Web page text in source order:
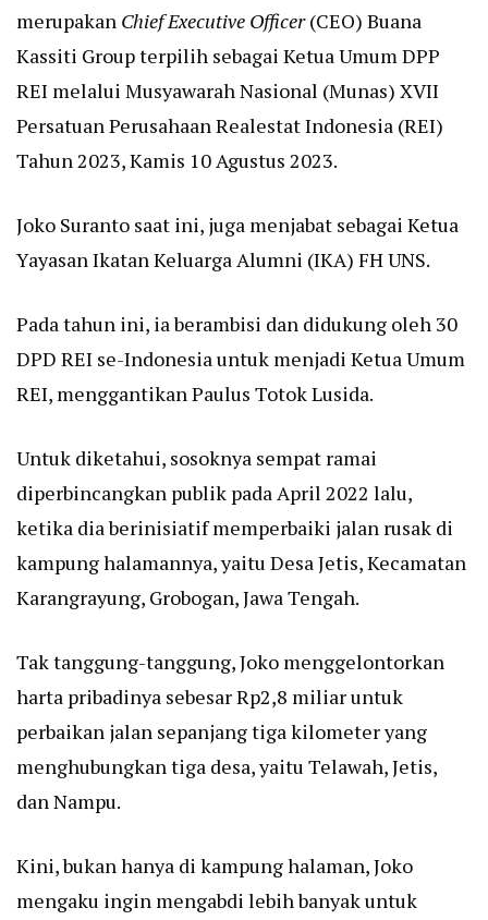
merupakan Chief Executive Officer(CEO) Buana
Kassiti Group terpilih sebagai Ketua Umum DPP
REI melalui Musyawarah Nasional (Munas) XVII
Persatuan Perusahaan Realestat Indonesia (REI)
Tahun 2023, Kamis 10 Agustus 2023.
Joko Suranto saat ini, juga menjabat sebagai Ketua
Yayasan Ikatan Keluarga Alumni (IKA) FH UNS.
Pada tahun ini, ia berambisi dan didukung oleh 30
DPD REI se-Indonesia untuk menjadi Ketua Umum
REI, menggantikan Paulus Totok Lusida.
Untuk diketahui, sosoknya sempat ramai
diperbincangkan publik pada April 2022 lalu,
ketika dia berinisiatif memperbaiki jalan rusak di
kampung halamannya, yaitu Desa Jetis, Kecamatan
Karangrayung, Grobogan, Jawa Tengah.
Tak tanggung-tanggung, Joko menggelontorkan
harta pribadinya sebesar Rp2,8 miliar untuk
perbaikan jalan sepanjang tiga kilometer yang
menghubungkan tiga desa, yaitu Telawah, Jetis,
dan Nampu.
Kini, bukan hanya di kampung halaman, Joko
mengaku ingin mengabdi lebih banyak untuk